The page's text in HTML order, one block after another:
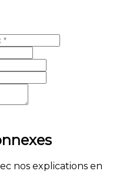
nos explications en